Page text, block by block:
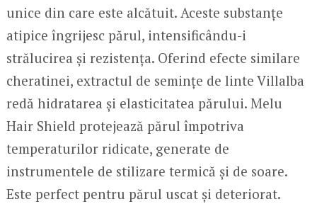
unice din care este alcătuit. Aceste substanțe
atipice îngrijesc părul, intensificându-i
strălucirea și rezistența. Oferind efecte similare
cheratinei, extractul de semințe de linte Villalba
redă hidratarea și elasticitatea părului. Melu
Hair Shield protejează părul împotriva
temperaturilor ridicate, generate de
instrumentele de stilizare termică și de soare.
Este perfect pentru părul uscat și deteriorat.